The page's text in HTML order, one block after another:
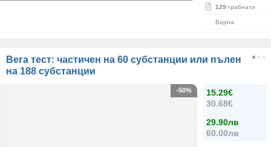
129 грабнати
Варна
Вега тест: частичен на 60 субстанции или пълен
на 188 субстанции
15.29€
30.68€
29.90лв
60.00лв
-50%